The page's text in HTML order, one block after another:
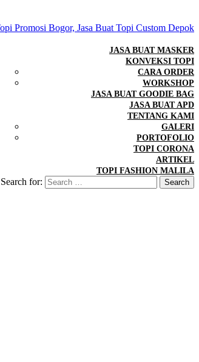
JASA BUAT MASKER
KONVEKSI TOPI
CARA ORDER
WORKSHOP
JASA BUAT GOODIE BAG
JASA BUAT APD
TENTANG KAMI
GALERI
PORTOFOLIO
TOPI CORONA
ARTIKEL
TOPI FASHION MALILA
Search for: